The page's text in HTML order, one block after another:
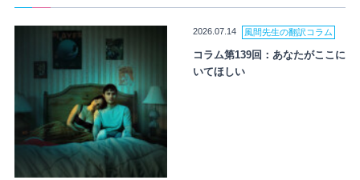
2026.07.14 風間先生の翻訳コラム
コラム第139回：あなたがここに
いてほしい